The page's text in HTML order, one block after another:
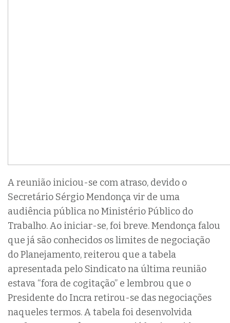
A reunião iniciou-se com atraso, devido o
Secretário Sérgio Mendonça vir de uma
audiência pública no Ministério Público do
Trabalho. Ao iniciar-se, foi breve. Mendonça falou
que já são conhecidos os limites de negociação
do Planejamento, reiterou que a tabela
apresentada pelo Sindicato na última reunião
estava “fora de cogitação” e lembrou que o
Presidente do Incra retirou-se das negociações
naqueles termos. A tabela foi desenvolvida